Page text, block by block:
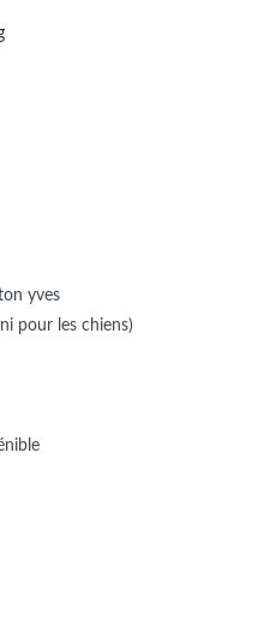
yves
pour les chiens)